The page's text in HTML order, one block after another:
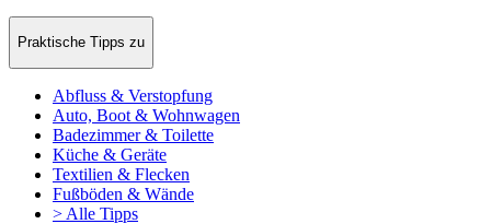
Praktische Tipps zu
Abfluss & Verstopfung
Auto, Boot & Wohnwagen
Badezimmer & Toilette
Küche & Geräte
Textilien & Flecken
Fußböden & Wände
> Alle Tipps